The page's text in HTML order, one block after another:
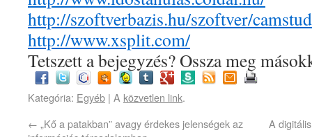
http://szoftverbazis.hu/szoftver/
http://www.xsplit.com/
Tetszett a bejegyzés? Ossza meg
Kategória: Egyéb | A közvetlen link.
← „Kő a patakban” avagy érdekes jelenségek az
A